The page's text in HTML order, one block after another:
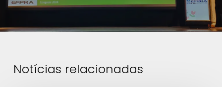
Notícias relacionadas